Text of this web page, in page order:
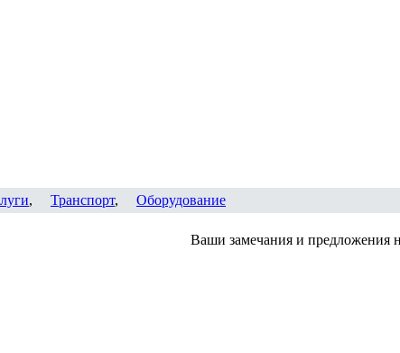
, Транспорт, Оборудование
Ваши замечания и предложения